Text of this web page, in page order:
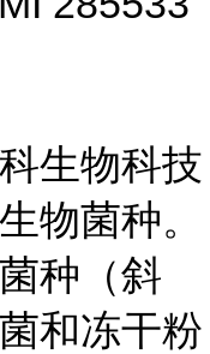
生物科技
物菌种。
种（斜
和冻干粉